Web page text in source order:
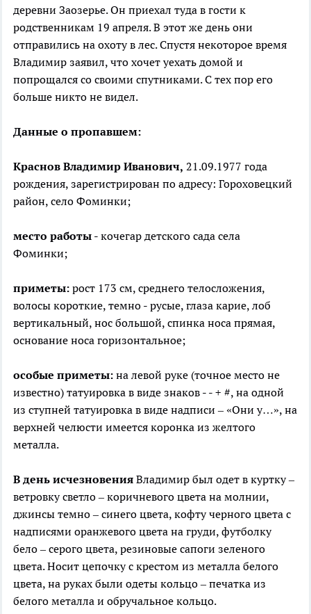
деревни Заозерье. Он приехал туда в гости к
родственникам 19 апреля. В этот же день они
отправились на охоту в лес. Спустя некоторое время
Владимир заявил, что хочет уехать домой и
попрощался со своими спутниками. С тех пор его
больше никто не видел.
Данные о пропавшем:
Краснов Владимир Иванович, 21.09.1977 года
рождения, зарегистрирован по адресу: Гороховецкий
район, село Фоминки;
место работы - кочегар детского сада села
Фоминки;
приметы: рост 173 см, среднего телосложения,
волосы короткие, темно - русые, глаза карие, лоб
вертикальный, нос большой, спинка носа прямая,
основание носа горизонтальное;
особые приметы: на левой руке (точное место не
известно) татуировка в виде знаков - - + #, на одной
из ступней татуировка в виде надписи – «Они у…», на
верхней челюсти имеется коронка из желтого
металла.
В день исчезновения Владимир был одет в куртку –
ветровку светло – коричневого цвета на молнии,
джинсы темно – синего цвета, кофту черного цвета с
надписями оранжевого цвета на груди, футболку
бело – серого цвета, резиновые сапоги зеленого
цвета. Носит цепочку с крестом из металла белого
цвета, на руках были одеты кольцо – печатка из
белого металла и обручальное кольцо.